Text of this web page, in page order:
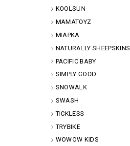
KOOLSUN
MAMATOYZ
MIAPKA
NATURALLY SHEEPSKINS
PACIFIC BABY
SIMPLY GOOD
SNOWALK
SWASH
TICKLESS
TRYBIKE
WOWOW KIDS